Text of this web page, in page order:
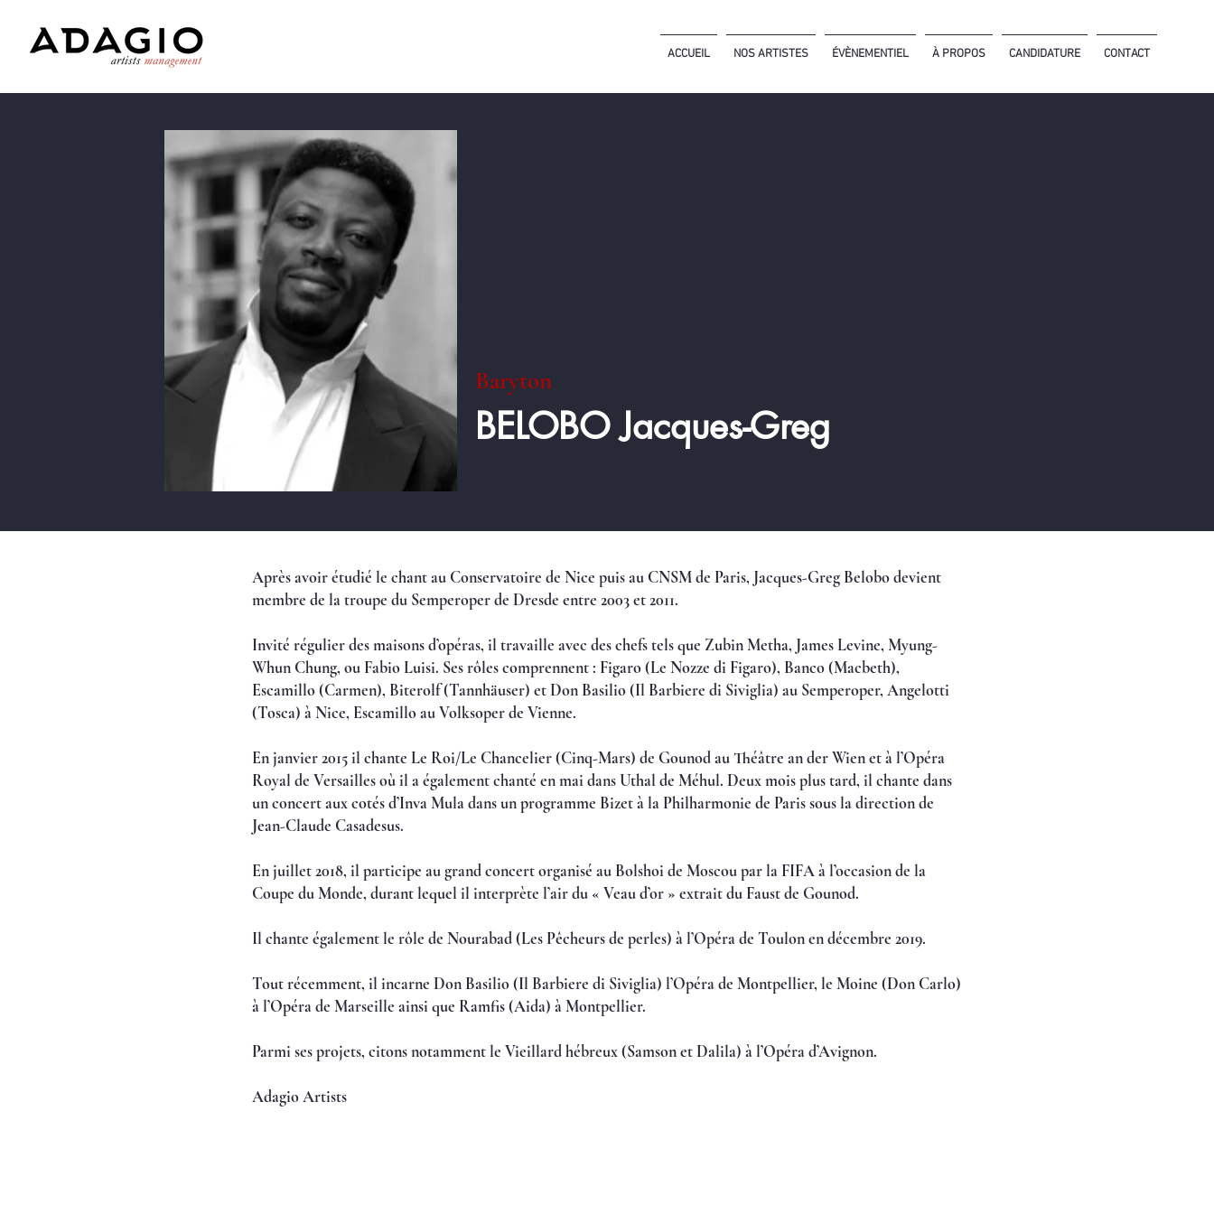
ACCUEIL NOS ARTISTES ÉVÈNEMENTIEL À PROPOS CANDIDATURE CONTACT
Baryton
BELOBO Jacques-Greg
Après avoir étudié le chant au Conservatoire de Nice puis au CNSM de Paris, Jacques-Greg Belobo devient
membre de la troupe du Semperoper de Dresde entre 2003 et 2011.
Invité régulier des maisons d’opéras, il travaille avec des chefs tels que Zubin Metha, James Levine, Myung-
Whun Chung, ou Fabio Luisi. Ses rôles comprennent : Figaro (Le Nozze di Figaro), Banco (Macbeth),
Escamillo (Carmen), Biterolf (Tannhäuser) et Don Basilio (Il Barbiere di Siviglia) au Semperoper, Angelotti
(Tosca) à Nice, Escamillo au Volksoper de Vienne.
En janvier 2015 il chante Le Roi/Le Chancelier (Cinq-Mars) de Gounod au Théâtre an der Wien et à l’Opéra
Royal de Versailles où il a également chanté en mai dans Uthal de Méhul. Deux mois plus tard, il chante dans
un concert aux cotés d’Inva Mula dans un programme Bizet à la Philharmonie de Paris sous la direction de
Jean-Claude Casadesus.
En juillet 2018, il participe au grand concert organisé au Bolshoi de Moscou par la FIFA à l’occasion de la
Coupe du Monde, durant lequel il interprète l’air du « Veau d’or » extrait du Faust de Gounod.
Il chante également le rôle de Nourabad (Les Pêcheurs de perles) à l’Opéra de Toulon en décembre 2019.
Tout récemment, il incarne Don Basilio (Il Barbiere di Siviglia) l’Opéra de Montpellier, le Moine (Don Carlo)
à l’Opéra de Marseille ainsi que Ramfis (Aida) à Montpellier.
Parmi ses projets, citons notamment le Vieillard hébreux (Samson et Dalila) à l’Opéra d’Avignon.
Adagio Artists